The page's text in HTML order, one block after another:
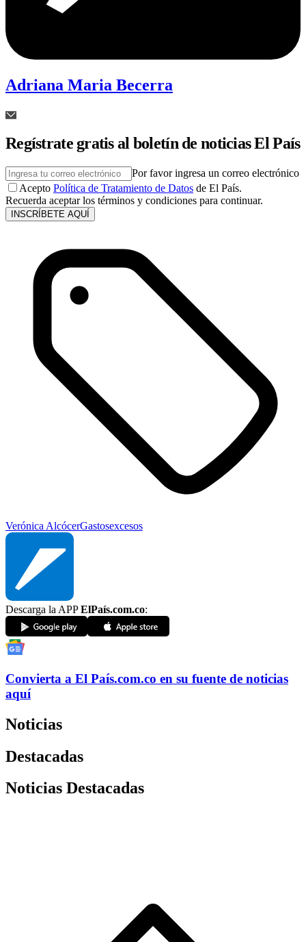
Adriana Maria Becerra
Regístrate gratis al boletín de noticias El País
Por favor ingresa un correo electrónico
Acepto Política de Tratamiento de Datos de El País.
Recuerda aceptar los términos y condiciones para continuar.
INSCRÍBETE AQUÍ
Verónica AlcócerGastosexcesos
Descarga la APPElPaís.com.co:
Convierta a El País.com.co en su fuente de noticias
aquí
Noticias
Destacadas
Noticias Destacadas